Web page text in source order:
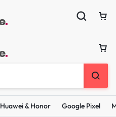
Huawei & Honor Google Pixel